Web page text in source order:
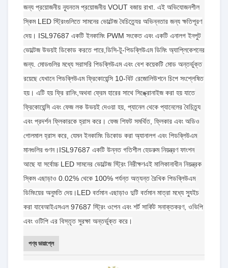
জন্য প্রয়োজনীয় ন্যূনতম প্রয়োজনীয় VOUT বজায় রাখা. এই অভিযোজনশীল
স্কিম LED স্ট্রিংগুলিতে সামনের ভোল্টেজ বৈচিত্র্যের অভিন্নতার জন্য ক্ষতিপূরণ
দেয়। ISL97687 একটি ইনকামিং PWM সংকেত এবং একটি এনালগ ইনপুট
ভোল্টেজ উভয়ই ডিকোড করতে পারে,ডিসি-টু-পিডব্লিউএম ডিমিং অ্যাপ্লিকেশনের
জন্য. মোডগুলির মধ্যে সরাসরি পিডব্লিউএম এবং বেশ কয়েকটি মোড অন্তর্ভুক্ত
রয়েছে যেখানে পিডব্লিউএম ফ্রিকোয়েন্সি 10-বিট রেজোলিউশনে চিপে সংশ্লেষিত
হয়। এটি হয় ফ্রি রানিং,অথবা ফ্রেম হারের সাথে সিঙ্ক্রোনাইজ করা হয় যাতে
ফ্রিকোয়েন্সি এবং ফেজ লক উভয়ই দেওয়া হয়, প্যানেল থেকে প্যানেলের বৈচিত্র্য
এবং প্রদর্শন ফ্লিকারকে হ্রাস করে। ফেজ শিফট সমর্থিত, ফ্লিকার এবং অডিও
গোলমাল হ্রাস করে, যেমন ইনকামিং ডিকোড করা অ্যানালগ এবং পিডব্লিউএম
মানগুলির গুণন।ISL97687 একটি উন্নত গতিশীল হেডরুম নিয়ন্ত্রণ ফাংশন
আছে যা সর্বোচ্চ LED সামনের ভোল্টেজ স্ট্রিং নিরীক্ষণএই মালিকানাধীন নিয়ন্ত্রক
স্কিম এছাড়াও 0.02% থেকে 100% পর্যন্ত অত্যন্ত রৈখিক পিডব্লিউএম
ডিমিংয়ের অনুমতি দেয়।LED বর্তমান এছাড়াও দুটি বর্তমান মাত্রা মধ্যে স্যুইচ
করা যাবেআইএসএল 97687 স্ট্রিং ওপেন এবং শর্ট সার্কিট সনাক্তকরণ, ওভিপি
এবং ওটিপি এর বিস্তৃত সুরক্ষা অন্তর্ভুক্ত করে।
পণ্য ডায়াপ্লে